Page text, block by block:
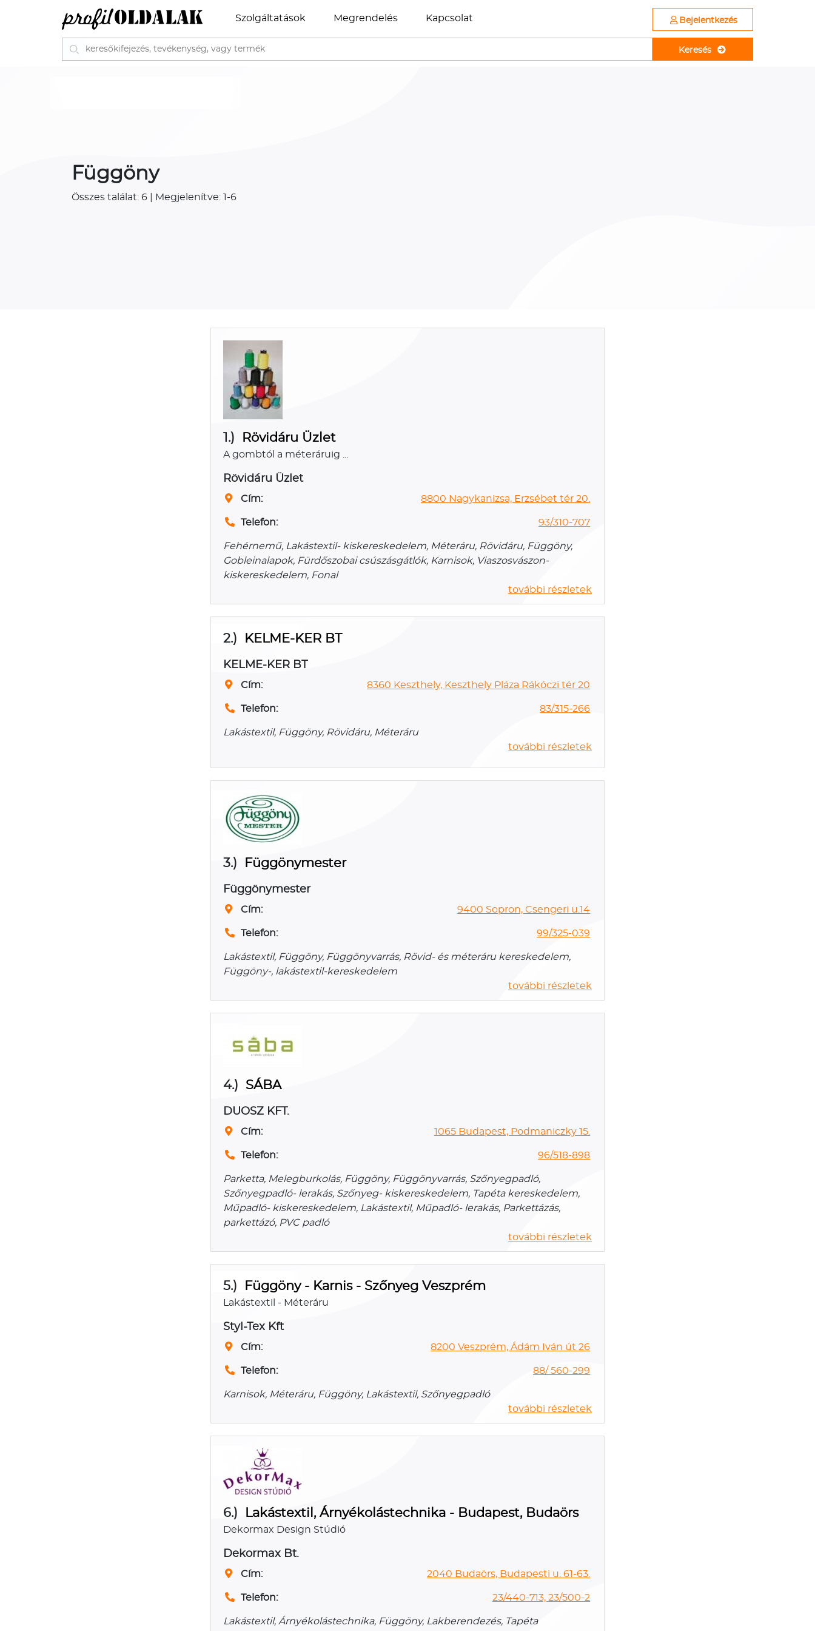
Bejelentkezés
Szolgáltatások Megrendelés Kapcsolat
Keresés
Függöny
Összes találat: 6 | Megjelenítve: 1-6
1.) Rövidáru Üzlet
A gombtól a méteráruig ...
Rövidáru Üzlet
Cím: 8800 Nagykanizsa, Erzsébet tér 20.
Telefon: 93/310-707
Fehérnemű, Lakástextil- kiskereskedelem, Méteráru, Rövidáru, Függöny,
Gobleinalapok, Fürdőszobai csúszásgátlók, Karnisok, Viaszosvászon-
kiskereskedelem, Fonal
további részletek
2.) KELME-KER BT
KELME-KER BT
Cím: 8360 Keszthely, Keszthely Pláza Rákóczi tér 20
Telefon: 83/315-266
Lakástextil, Függöny, Rövidáru, Méteráru
további részletek
3.) Függönymester
Függönymester
Cím: 9400 Sopron, Csengeri u.14
Telefon: 99/325-039
Lakástextil, Függöny, Függönyvarrás, Rövid- és méteráru kereskedelem,
Függöny-, lakástextil-kereskedelem
további részletek
4.) SÁBA
DUOSZ KFT.
Cím: 1065 Budapest, Podmaniczky 15.
Telefon: 96/518-898
Parketta, Melegburkolás, Függöny, Függönyvarrás, Szőnyegpadló,
Szőnyegpadló- lerakás, Szőnyeg- kiskereskedelem, Tapéta kereskedelem,
Műpadló- kiskereskedelem, Lakástextil, Műpadló- lerakás, Parkettázás,
parkettázó, PVC padló
további részletek
5.) Függöny - Karnis - Szőnyeg Veszprém
Lakástextil - Méteráru
Styl-Tex Kft
Cím: 8200 Veszprém, Ádám Iván út 26
Telefon: 88/ 560-299
Karnisok, Méteráru, Függöny, Lakástextil, Szőnyegpadló
további részletek
6.) Lakástextil, Árnyékolástechnika - Budapest, Budaörs
Dekormax Design Stúdió
Dekormax Bt.
Cím: 2040 Budaörs, Budapesti u. 61-63.
Telefon: 23/440-713, 23/500-2
Lakástextil, Árnyékolástechnika, Függöny, Lakberendezés, Tapéta